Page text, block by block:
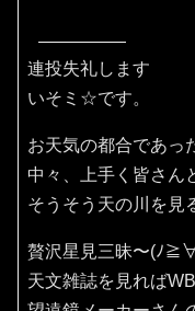
連投失礼します
いそミ☆です。
お天気の都合であっ
中々、上手く皆さん
そうそう天の川を見
贅沢星見三昧〜(ﾉ
天文雑誌を見れば